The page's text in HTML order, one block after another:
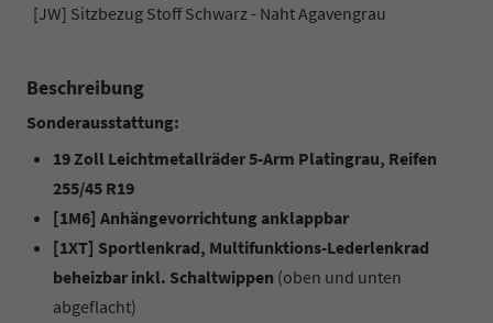
[JW] Sitzbezug Stoff Schwarz - Naht Agavengrau
Beschreibung
Sonderausstattung:
19 Zoll Leichtmetallräder 5-Arm Platingrau, Reifen
255/45 R19
[1M6] Anhängevorrichtung anklappbar
[1XT] Sportlenkrad, Multifunktions-Lederlenkrad
beheizbar inkl. Schaltwippen (oben und unten
abgeflacht)